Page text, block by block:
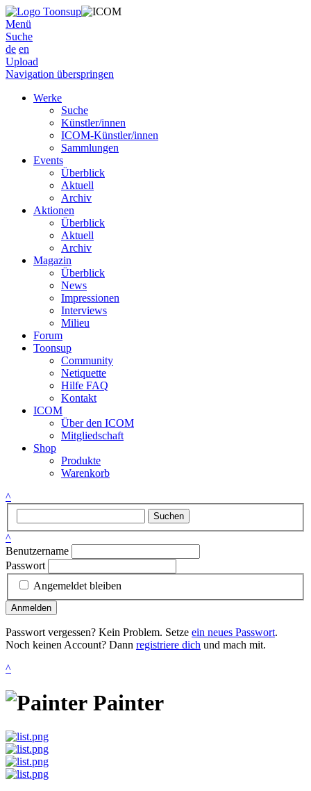
Menü
Suche
de en
Upload
Navigation überspringen
Werke
Suche
Künstler/innen
ICOM-Künstler/innen
Sammlungen
Events
Überblick
Aktuell
Archiv
Aktionen
Überblick
Aktuell
Archiv
Magazin
Überblick
News
Impressionen
Interviews
Milieu
Forum
Toonsup
Community
Netiquette
Hilfe FAQ
Kontakt
ICOM
Über den ICOM
Mitgliedschaft
Shop
Produkte
Warenkorb
^
Suchen
^
Benutzername
Passwort
Angemeldet bleiben
Anmelden
Passwort vergessen? Kein Problem. Setze ein neues Passwort.
Noch keinen Account? Dann registriere dich und mach mit.
^
Painter